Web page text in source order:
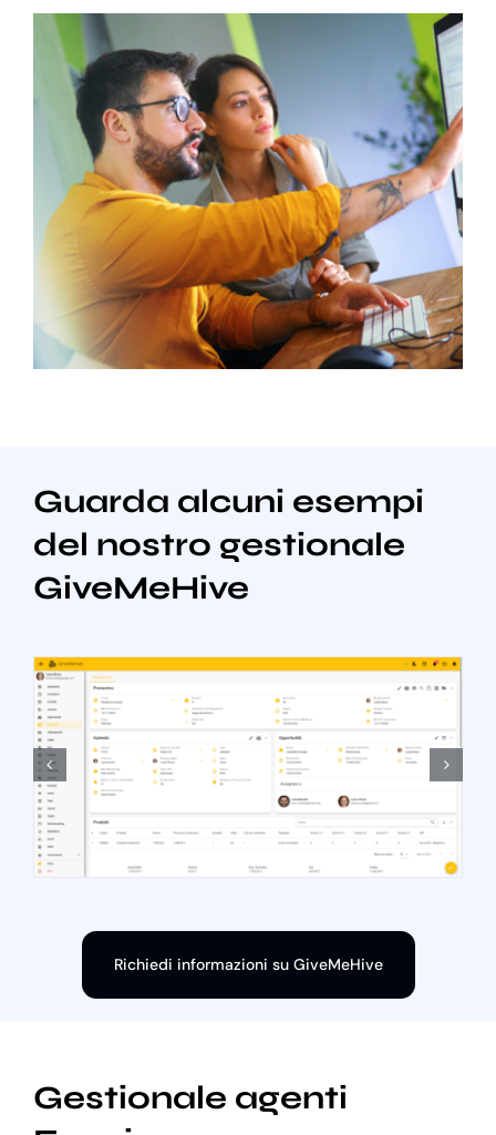
Guarda alcuni esempi
del nostro gestionale
GiveMeHive
Richiedi informazioni su GiveMeHive
Gestionale agenti